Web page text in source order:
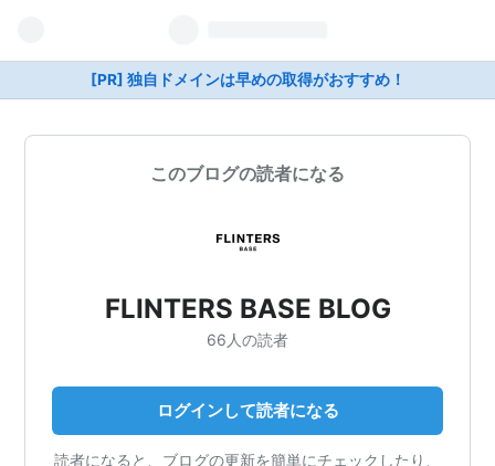
[PR] 独自ドメインは早めの取得がおすすめ！
このブログの読者になる
FLINTERS BASE BLOG
66人の読者
ログインして読者になる
読者になると、ブログの更新を簡単にチェックしたり、